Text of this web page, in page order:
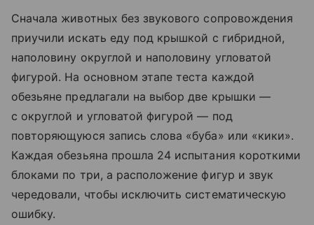
Сначала животных без звукового сопровождения
приучили искать еду под крышкой с гибридной,
наполовину округлой и наполовину угловатой
фигурой. На основном этапе теста каждой
обезьяне предлагали на выбор две крышки —
с округлой и угловатой фигурой — под
повторяющуюся запись слова «буба» или «кики».
Каждая обезьяна прошла 24 испытания короткими
блоками по три, а расположение фигур и звук
чередовали, чтобы исключить систематическую
ошибку.